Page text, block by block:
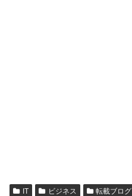
IT ビジネス 転載ブログ